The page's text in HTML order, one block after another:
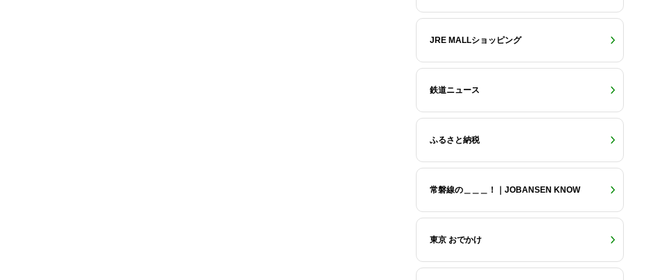
JRE MALLショッピング
鉄道ニュース
ふるさと納税
常磐線の＿＿＿！｜JOBANSEN KNOW
東京 おでかけ